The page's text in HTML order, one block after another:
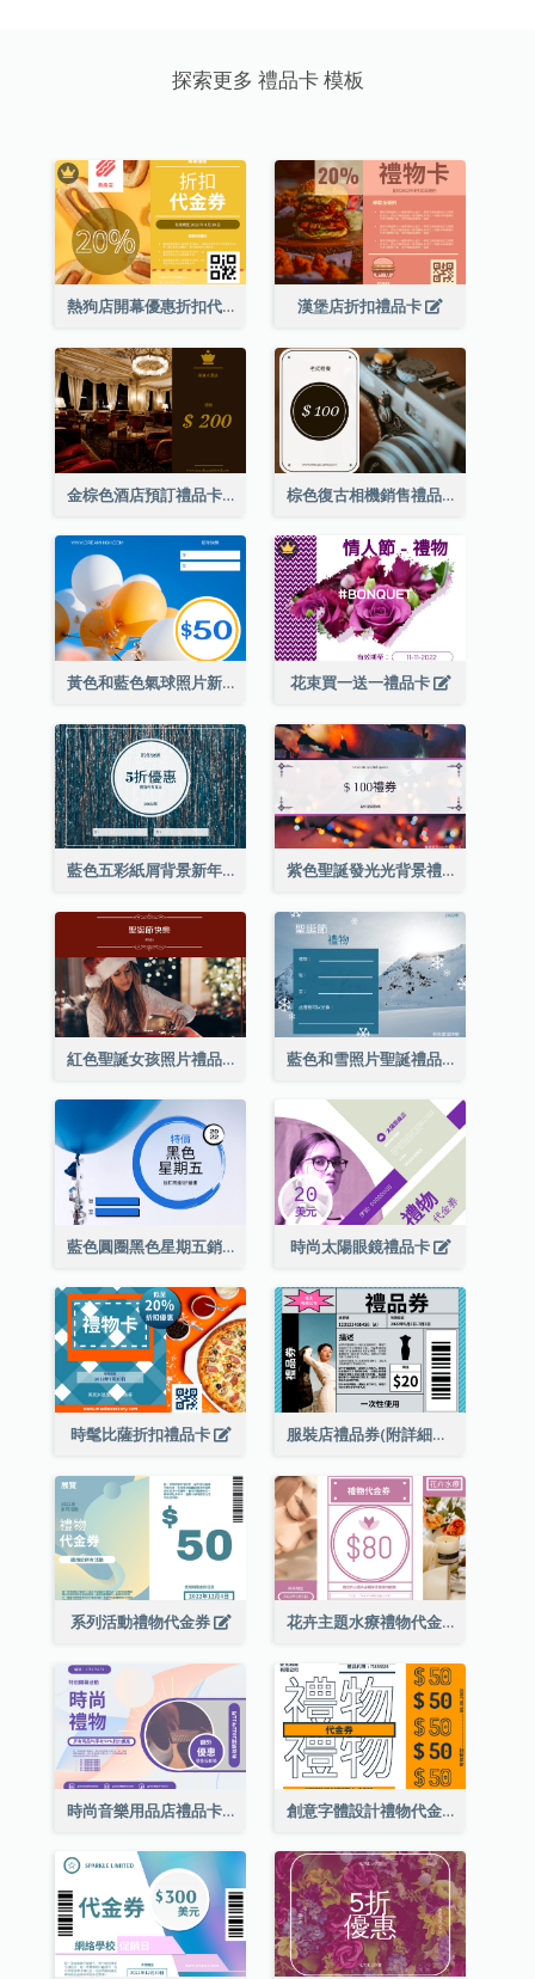
探索更多 禮品卡 模板
熱狗店開幕優惠折扣代金券 漢堡店折扣禮品卡
金棕色酒店預訂禮品卡 棕色復古相機銷售禮品卡
黃色和藍色氣球照片新年禮品卡 花束買一送一禮品卡
藍色五彩紙屑背景新年銷售禮品卡 紫色聖誕發光光背景禮品卡
紅色聖誕女孩照片禮品卡 藍色和雪照片聖誕禮品卡
藍色圓圈黑色星期五銷售禮品卡 時尚太陽眼鏡禮品卡
時髦比薩折扣禮品卡 服裝店禮品券(附詳細資訊)
系列活動禮物代金券 花卉主題水療禮物代金券
時尚音樂用品店禮品卡 創意字體設計禮物代金券